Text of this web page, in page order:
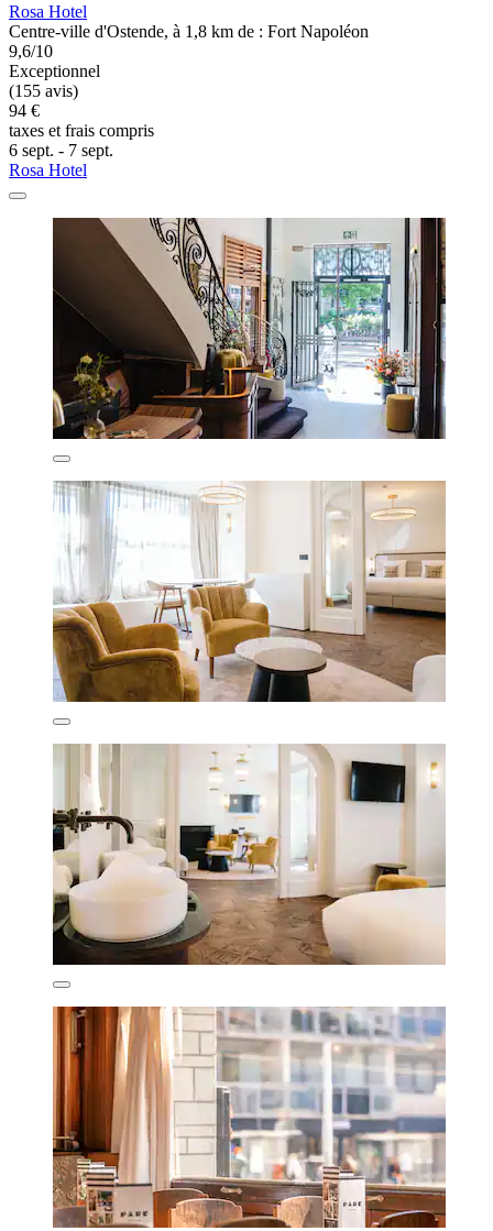
Rosa Hotel
Centre-ville d'Ostende, à 1,8 km de : Fort Napoléon
9,6/10
Exceptionnel
(155 avis)
94 €
taxes et frais compris
6 sept. - 7 sept.
Rosa Hotel